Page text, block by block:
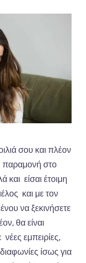
σου και πλέον
παραμονή στο
και είσαι έτοιμη
και με τον
να ξεκινήσετε
θα είναι
εμπειρίες,
ίσως για